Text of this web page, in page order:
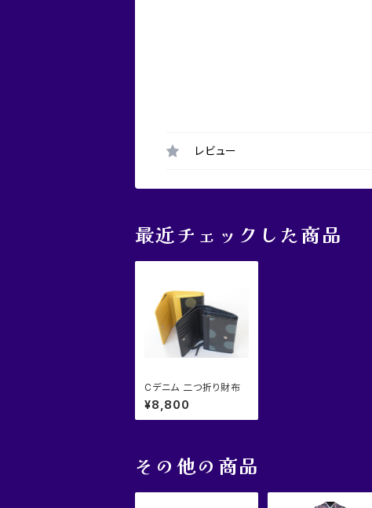
レビュー
最近チェックした商品
Cデニム 二つ折り財布
¥8,800
その他の商品